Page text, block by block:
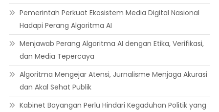
Pemerintah Perkuat Ekosistem Media Digital Nasional
Hadapi Perang Algoritma AI
Menjawab Perang Algoritma AI dengan Etika, Verifikasi,
dan Media Tepercaya
Algoritma Mengejar Atensi, Jurnalisme Menjaga Akurasi
dan Akal Sehat Publik
Kabinet Bayangan Perlu Hindari Kegaduhan Politik yang